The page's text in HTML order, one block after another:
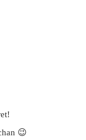
😉